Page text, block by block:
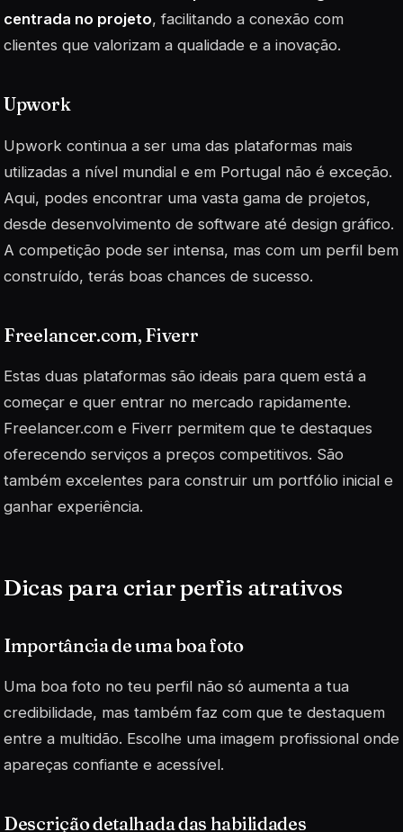
centrada no projeto, facilitando a conexão com
clientes que valorizam a qualidade e a inovação.
Upwork
Upwork continua a ser uma das plataformas mais
utilizadas a nível mundial e em Portugal não é exceção.
Aqui, podes encontrar uma vasta gama de projetos,
desde desenvolvimento de software até design gráfico.
A competição pode ser intensa, mas com um perfil bem
construído, terás boas chances de sucesso.
Freelancer.com, Fiverr
Estas duas plataformas são ideais para quem está a
começar e quer entrar no mercado rapidamente.
Freelancer.com e Fiverr permitem que te destaques
oferecendo serviços a preços competitivos. São
também excelentes para construir um portfólio inicial e
ganhar experiência.
Dicas para criar perfis atrativos
Importância de uma boa foto
Uma boa foto no teu perfil não só aumenta a tua
credibilidade, mas também faz com que te destaquem
entre a multidão. Escolhe uma imagem profissional onde
apareças confiante e acessível.
Descrição detalhada das habilidades